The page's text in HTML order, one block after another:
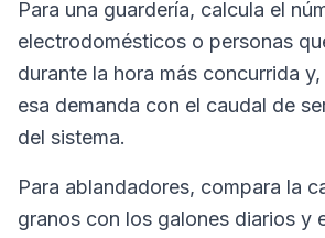
Para una guardería, calcula el
electrodomésticos o personas
durante la hora más concurrida
esa demanda con el caudal de
del sistema.
Para ablandadores, compara la
granos con los galones diarios y